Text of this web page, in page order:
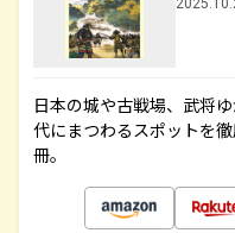
日本の城や古戦場、武将
代にまつわるスポットを
冊。